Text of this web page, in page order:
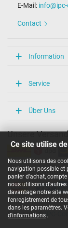
Ce site utilise
Nous utilisons des
navigation possible et
panier d'achat,
nous utilisons
davantage notre site
l'enregistrement de
dans les paramètres.
d'informations .
E-Mail:
Contact
Information
Service
Über Uns
Unsere
Unsere
Copyright ©IPC-